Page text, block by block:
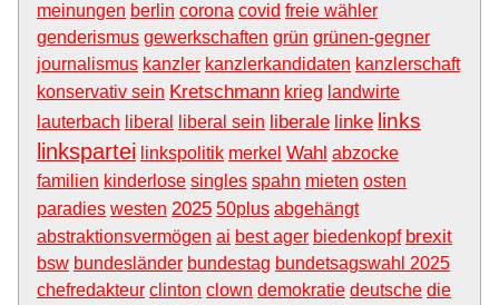
meinungen berlin corona covid freie wähler
genderismus gewerkschaften grün grünen-gegner
journalismus kanzler kanzlerkandidaten kanzlerschaft
konservativ sein Kretschmann krieg landwirte
lauterbach liberal liberal sein liberale linke links
linkspartei linkspolitik merkel Wahl abzocke
familien kinderlose singles spahn mieten osten
paradies westen 2025 50plus abgehängt
abstraktionsvermögen ai best ager biedenkopf brexit
bsw bundesländer bundestag bundetsagswahl 2025
chefredakteur clinton clown demokratie deutsche die